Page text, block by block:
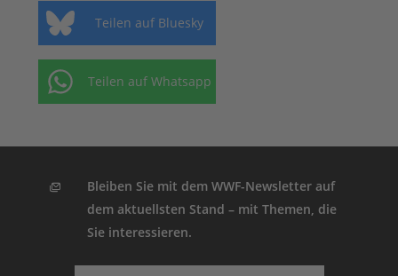
Teilen auf Bluesky
Teilen auf Whatsapp
Bleiben Sie mit dem WWF-Newsletter auf
dem aktuellsten Stand – mit Themen, die
Sie interessieren.